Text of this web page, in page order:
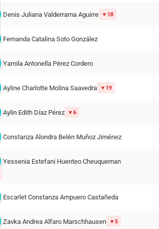
Denis Juliana Valderrama Aguirre 18
Fernanda Catalina Soto González
Yamila Antonella Pérez Cordero
Ayline Charlotte Molina Saavedra 19
Aylin Edith Díaz Pérez 6
Constanza Alondra Belén Muñoz Jiménez
Yessenia Estefani Huenteo Cheuqueman
Escarlet Constanza Ampuero Castañeda
Zavka Andrea Alfaro Marschhausen 5